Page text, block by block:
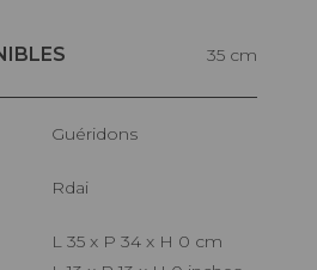
35 cm
Guéridons
Rdai
L 35 x P 34 x H 0 cm